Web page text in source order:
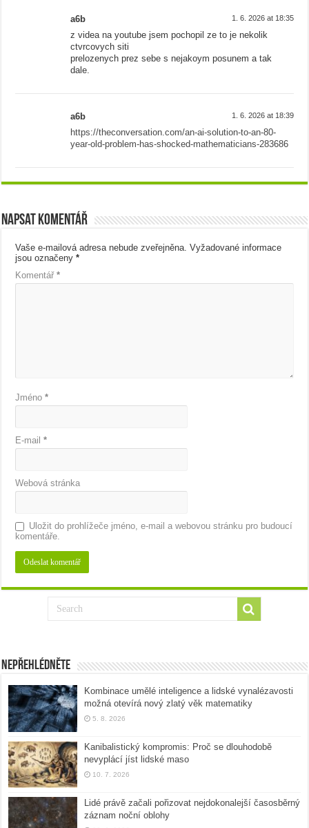
a6b 1. 6. 2026 at 18:35
z videa na youtube jsem pochopil ze to je nekolik
ctvrcovych siti
prelozenych prez sebe s nejakoym posunem a tak
dale.
a6b 1. 6. 2026 at 18:39
https://theconversation.com/an-ai-solution-to-an-80-
year-old-problem-has-shocked-mathematicians-283686
Napsat komentář
Vaše e-mailová adresa nebude zveřejněna. Vyžadované informace
jsou označeny*
Komentář*
Jméno*
E-mail*
Webová stránka
Uložit do prohlížeče jméno, e-mail a webovou stránku pro budoucí
komentáře.
Nepřehlédněte
Kombinace umělé inteligence a lidské vynalézavosti
možná otevírá nový zlatý věk matematiky
5. 8. 2026
Kanibalistický kompromis: Proč se dlouhodobě
nevyplácí jíst lidské maso
10. 7. 2026
Lidé právě začali pořizovat nejdokonalejší časosběrný
záznam noční oblohy